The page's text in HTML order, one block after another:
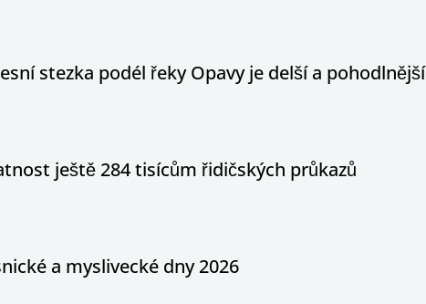
stezka podél řeky Opavy je delší a pohodlnější
ještě 284 tisícům řidičských průkazů
a myslivecké dny 2026